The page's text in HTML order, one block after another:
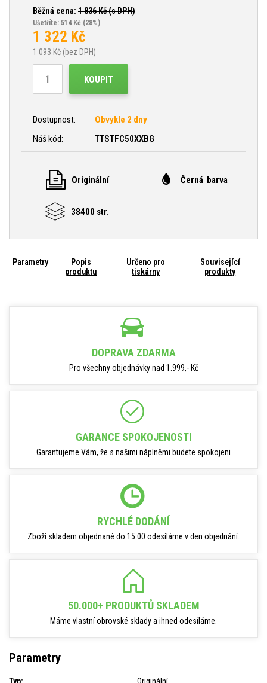
Běžná cena: 1 836Kč (s DPH)
Ušetříte: 514 Kč (28%)
1 322 Kč
1 093 Kč (bez DPH)
KOUPIT
Dostupnost:
Obvykle 2 dny
Náš kód:
TTSTFC50XXBG
Originální Černá barva
38400 str.
Parametry
Popis
produktu
Určeno pro
tiskárny
Související
produkty
DOPRAVA ZDARMA
Pro všechny objednávky nad 1.999,- Kč
GARANCE SPOKOJENOSTI
Garantujeme Vám, že s našimi náplněmi budete spokojeni
RYCHLÉ DODÁNÍ
Zboží skladem objednané do 15:00 odesíláme v den objednání.
50.000+ PRODUKTŮ SKLADEM
Máme vlastní obrovské sklady a ihned odesíláme.
Parametry